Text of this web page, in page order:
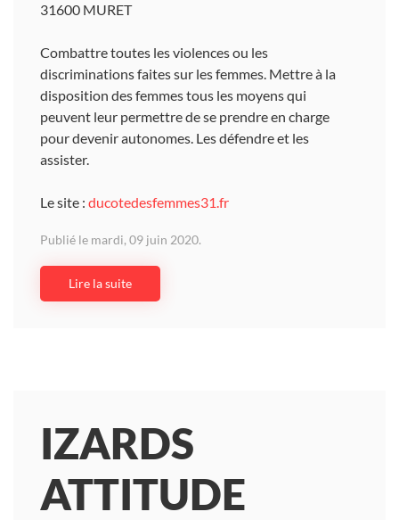
31600 MURET
Combattre toutes les violences ou les
discriminations faites sur les femmes. Mettre à la
disposition des femmes tous les moyens qui
peuvent leur permettre de se prendre en charge
pour devenir autonomes. Les défendre et les
assister.
Le site : ducotedesfemmes31.fr
Publié le mardi, 09 juin 2020.
Lire la suite
IZARDS
ATTITUDE